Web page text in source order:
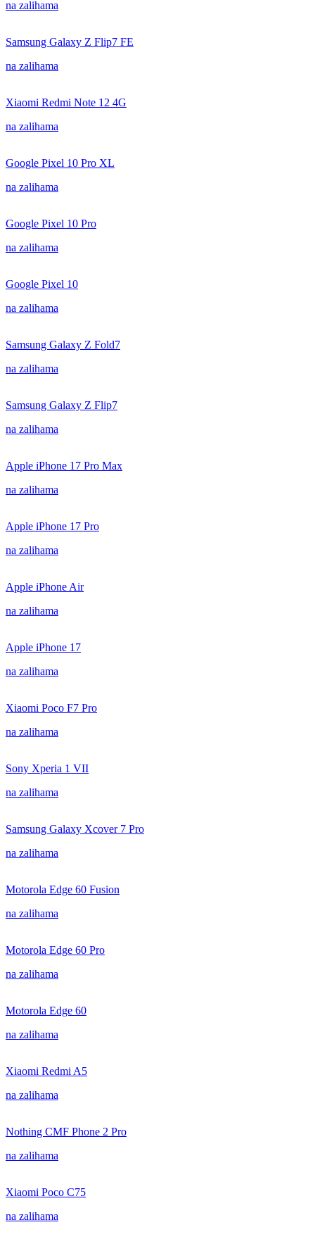
na zalihama
Samsung Galaxy Z Flip7 FE
na zalihama
Xiaomi Redmi Note 12 4G
na zalihama
Google Pixel 10 Pro XL
na zalihama
Google Pixel 10 Pro
na zalihama
Google Pixel 10
na zalihama
Samsung Galaxy Z Fold7
na zalihama
Samsung Galaxy Z Flip7
na zalihama
Apple iPhone 17 Pro Max
na zalihama
Apple iPhone 17 Pro
na zalihama
Apple iPhone Air
na zalihama
Apple iPhone 17
na zalihama
Xiaomi Poco F7 Pro
na zalihama
Sony Xperia 1 VII
na zalihama
Samsung Galaxy Xcover 7 Pro
na zalihama
Motorola Edge 60 Fusion
na zalihama
Motorola Edge 60 Pro
na zalihama
Motorola Edge 60
na zalihama
Xiaomi Redmi A5
na zalihama
Nothing CMF Phone 2 Pro
na zalihama
Xiaomi Poco C75
na zalihama